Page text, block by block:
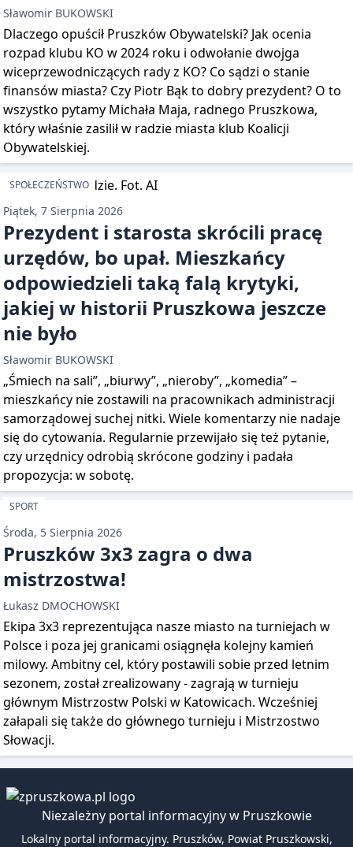
Sławomir BUKOWSKI
Dlaczego opuścił Pruszków Obywatelski? Jak ocenia
rozpad klubu KO w 2024 roku i odwołanie dwojga
wiceprzewodniczących rady z KO? Co sądzi o stanie
finansów miasta? Czy Piotr Bąk to dobry prezydent? O to
wszystko pytamy Michała Maja, radnego Pruszkowa,
który właśnie zasilił w radzie miasta klub Koalicji
Obywatelskiej.
SPOŁECZEŃSTWO
Piątek, 7 Sierpnia 2026
Prezydent i starosta skrócili pracę
urzędów, bo upał. Mieszkańcy
odpowiedzieli taką falą krytyki,
jakiej w historii Pruszkowa jeszcze
nie było
Sławomir BUKOWSKI
„Śmiech na sali”, „biurwy”, „nieroby”, „komedia” –
mieszkańcy nie zostawili na pracownikach administracji
samorządowej suchej nitki. Wiele komentarzy nie nadaje
się do cytowania. Regularnie przewijało się też pytanie,
czy urzędnicy odrobią skrócone godziny i padała
propozycja: w sobotę.
SPORT
Środa, 5 Sierpnia 2026
Pruszków 3x3 zagra o dwa
mistrzostwa!
Łukasz DMOCHOWSKI
Ekipa 3x3 reprezentująca nasze miasto na turniejach w
Polsce i poza jej granicami osiągnęła kolejny kamień
milowy. Ambitny cel, który postawili sobie przed letnim
sezonem, został zrealizowany - zagrają w turnieju
głównym Mistrzostw Polski w Katowicach. Wcześniej
załapali się także do głównego turnieju i Mistrzostwo
Słowacji.
Niezależny portal informacyjny w Pruszkowie
Lokalny portal informacyjny. Pruszków, Powiat Pruszkowski,